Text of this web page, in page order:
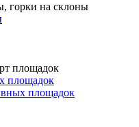
горки на склоны
площадок
площадок
площадок